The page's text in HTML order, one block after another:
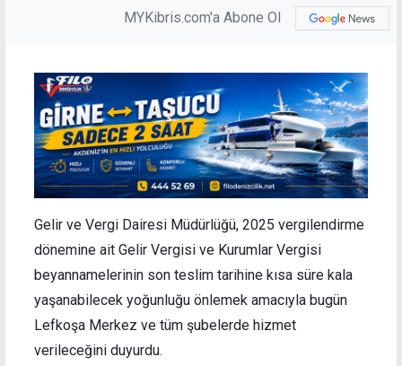
MYKibris.com'a Abone Ol
Gelir ve Vergi Dairesi Müdürlüğü, 2025 vergilendirme
dönemine ait Gelir Vergisi ve Kurumlar Vergisi
beyannamelerinin son teslim tarihine kısa süre kala
yaşanabilecek yoğunluğu önlemek amacıyla bugün
Lefkoşa Merkez ve tüm şubelerde hizmet
verileceğini duyurdu.